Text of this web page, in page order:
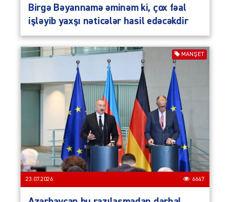
Birgə Bəyannamə əminəm ki, çox fəal
işləyib yaxşı nəticələr hasil edəcəkdir
MANŞET
23.07.2026 6647